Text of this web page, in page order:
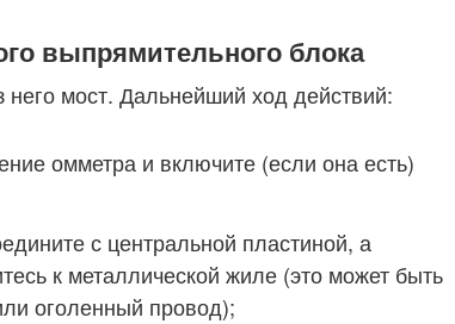
выпрямительного блока
него мост. Дальнейший ход действий:
омметра и включите (если она есть)
с центральной пластиной, а
к металлической жиле (это может быть
оголенный провод);